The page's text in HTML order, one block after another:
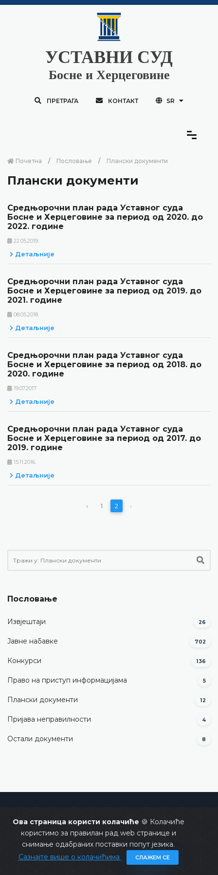
Ова страница користи колачиће 🍪 Колачиће
користимо за правилан рад web странице и
снимање одабраних поставки попут језика.
Сазнајте више о колачићима
СЛАЖЕМ СЕ
УСТАВНИ СУД
Босне и Херцеговине
ПРЕТРАГА КОНТАКТ SR
Почетна Пословање Плански документи
Плански документи
Средњорочни план рада Уставног суда
Босне и Херцеговине за период од 2020. до
2022. године
22.05.2019.
Детаљније
Средњорочни план рада Уставног суда
Босне и Херцеговине за период од 2019. до
2021. године
08.05.2018.
Детаљније
Средњорочни план рада Уставног суда
Босне и Херцеговине за период од 2018. до
2020. године
19.07.2017.
Детаљније
Средњорочни план рада Уставног суда
Босне и Херцеговине за период од 2017. до
2019. године
15.11.2016.
Детаљније
‹ 1 2 ›
Пословање
Извјештаји 26
Јавне набавке 702
Конкурси 136
Право на приступ информацијама 5
Плански документи 12
Пријава неправилности 4
Остали документи 8
Copyrights @ 2026Уставни суд БиХСва права задржана.